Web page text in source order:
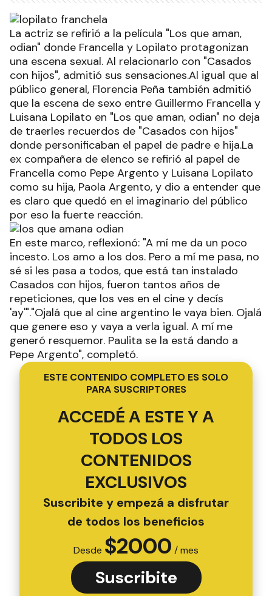
La actriz se refirió a la película "Los que aman,
odian" donde Francella y Lopilato protagonizan
una escena sexual. Al relacionarlo con "Casados
con hijos", admitió sus sensaciones.Al igual que al
público general, Florencia Peña también admitió
que la escena de sexo entre Guillermo Francella y
Luisana Lopilato en "Los que aman, odian" no deja
de traerles recuerdos de "Casados con hijos"
donde personificaban el papel de padre e hija.La
ex compañera de elenco se refirió al papel de
Francella como Pepe Argento y Luisana Lopilato
como su hija, Paola Argento, y dio a entender que
es claro que quedó en el imaginario del público
por eso la fuerte reacción.
En este marco, reflexionó: "A mí me da un poco
incesto. Los amo a los dos. Pero a mí me pasa, no
sé si les pasa a todos, que está tan instalado
Casados con hijos, fueron tantos años de
repeticiones, que los ves en el cine y decís
'ay'"."Ojalá que al cine argentino le vaya bien. Ojalá
que genere eso y vaya a verla igual. A mí me
generó resquemor. Paulita se la está dando a
Pepe Argento", completó.
ESTE CONTENIDO COMPLETO ES SOLO
PARA SUSCRIPTORES
ACCEDÉ A ESTE Y A
TODOS LOS
CONTENIDOS
EXCLUSIVOS
Suscribite y empezá a disfrutar
de todos los beneficios
Desde $2000 / mes
Suscribite